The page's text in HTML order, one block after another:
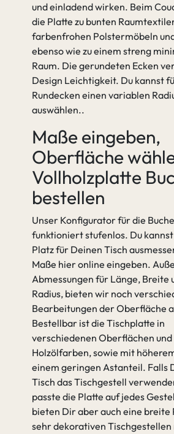
und einladend wirken. Beim
die Platte zu bunten
farbenfrohen Polstermöbeln
ebenso wie zu einem streng
Raum. Die gerundeten Ecken
Design Leichtigkeit. Du kannst
Rundecken einen variablen
auswählen.
Maße eingeben,
Oberfläche
Vollholzplatte
bestellen
Unser Konfigurator für die
funktioniert stufenlos. Du
Platz für Deinen Tisch
Maße hier online eingeben.
Abmessungen für Länge, Breite
Radius, bieten wir noch
Bearbeitungen der Oberfläche
Bestellbar ist die Tischplatte in
verschiedenen Oberflächen und
Holzölfarben, sowie mit
einem geringen Astanteil. Falls
Tisch das Tischgestell
passte die Platte auf jedes
bieten Dir aber auch eine breite
sehr dekorativen Tischgestellen